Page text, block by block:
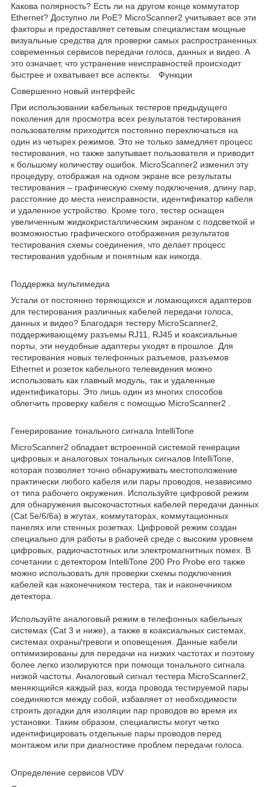
Какова полярность? Есть ли на другом конце коммутатор
Ethernet? Доступно ли PoE? MicroScanner2 учитывает все эти
факторы и предоставляет сетевым специалистам мощные
визуальные средства для проверки самых распространенных
современных сервисов передачи голоса, данных и видео. А
это означает, что устранение неисправностей происходит
быстрее и охватывает все аспекты. Функции
Совершенно новый интерфейс
При использовании кабельных тестеров предыдущего
поколения для просмотра всех результатов тестирования
пользователям приходится постоянно переключаться на
один из четырех режимов. Это не только замедляет процесс
тестирования, но также запутывает пользователя и приводит
к большому количеству ошибок. MicroScanner2 изменил эту
процедуру, отображая на одном экране все результаты
тестирования – графическую схему подключения, длину пар,
расстояние до места неисправности, идентификатор кабеля
и удаленное устройство. Кроме того, тестер оснащен
увеличенным жидкокристаллическим экраном с подсветкой и
возможностью графического отображения результатов
тестирования схемы соединения, что делает процесс
тестирования удобным и понятным как никогда.
Поддержка мультимедиа
Устали от постоянно теряющихся и ломающихся адаптеров
для тестирования различных кабелей передачи голоса,
данных и видео? Благодаря тестеру MicroScanner2,
поддерживающему разъемы RJ11, RJ45 и коаксиальные
порты, эти неудобные адаптеры уходят в прошлое. Для
тестирования новых телефонных разъемов, разъемов
Ethernet и розеток кабельного телевидения можно
использовать как главный модуль, так и удаленные
идентификаторы. Это лишь один из многих способов
облегчить проверку кабеля с помощью MicroScanner2 .
Генерирование тонального сигнала IntelliTone
MicroScanner2 обладает встроенной системой генерации
цифровых и аналоговых тональных сигналов IntelliTone,
которая позволяет точно обнаруживать местоположение
практически любого кабеля или пары проводов, независимо
от типа рабочего окружения. Используйте цифровой режим
для обнаружения высокочастотных кабелей передачи данных
(Cat 5е/6/6а) в жгутах, коммутаторах, коммутационных
панелях или стенных розетках. Цифровой режим создан
специально для работы в рабочей среде с высоким уровнем
цифровых, радиочастотных или электромагнитных помех. В
сочетании с детектором IntelliTone 200 Pro Probe его также
можно использовать для проверки схемы подключения
кабелей как наконечником тестера, так и наконечником
детектора.
Используйте аналоговый режим в телефонных кабельных
системах (Cat 3 и ниже), а также в коаксиальных системах,
системах охраны/тревоги и оповещения. Данные кабели
оптимизированы для передачи на низких частотах и поэтому
более легко изолируются при помощи тонального сигнала
низкой частоты. Аналоговый сигнал тестера MicroScanner2,
меняющийся каждый раз, когда провода тестируемой пары
соединяются между собой, избавляет от необходимости
строить догадки для изоляции пар проводов во время их
установки. Таким образом, специалисты могут четко
идентифицировать отдельные пары проводов перед
монтажом или при диагностике проблем передачи голоса.
Определение сервисов VDV